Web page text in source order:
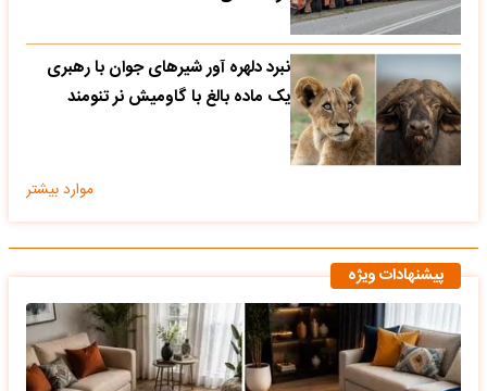
نبرد دلهره آور شیرهای جوان با رهبری
یک ماده بالغ با گاومیش نر تنومند
موارد بیشتر
پیشنهادات ویژه